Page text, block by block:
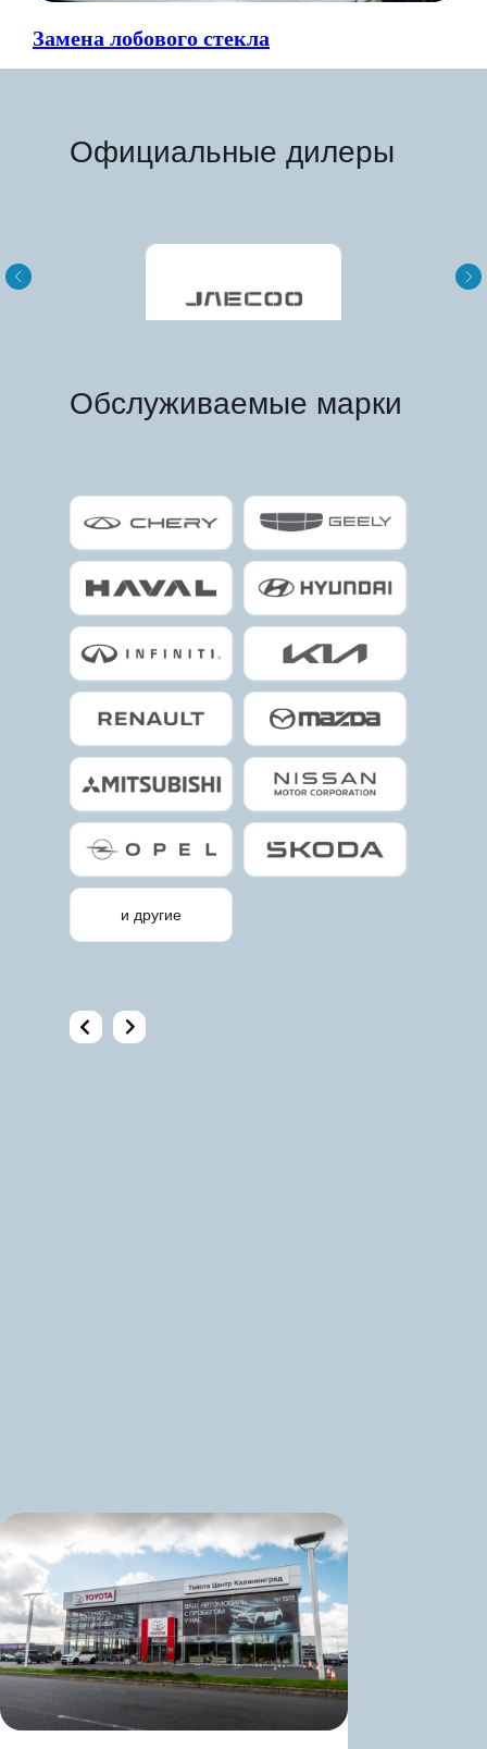
Замена лобового стекла
Официальные дилеры
Обслуживаемые марки
и другие